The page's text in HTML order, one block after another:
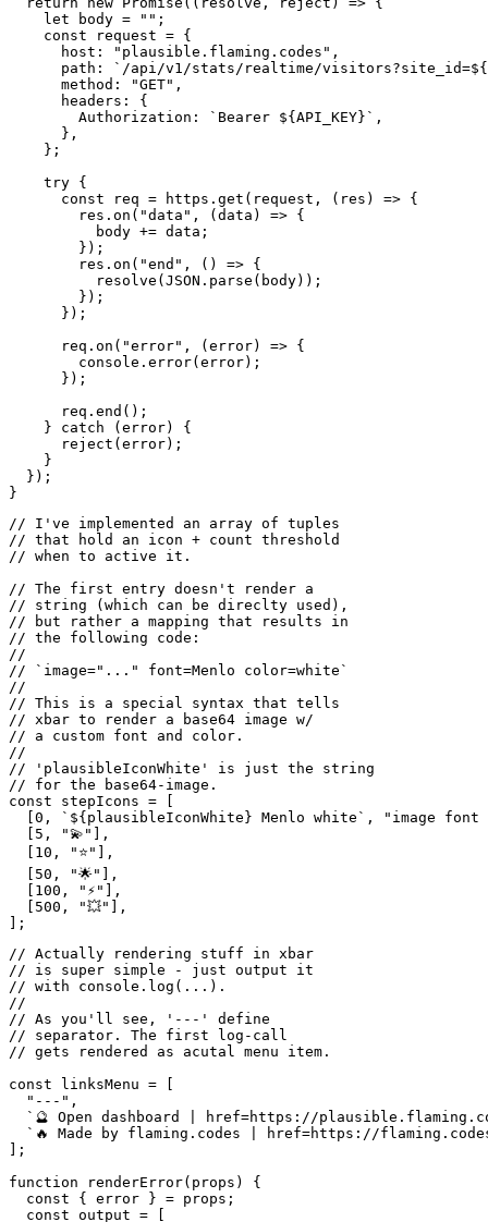
// ... other code ...
async function fetcher() {
  return new Promise((resolve, reject) => {
    let body = "";
    const request = {
      host: "plausible.flaming.codes",
path: `/api/v1/stats/realtime/
      headers: {
        Authorization: `Bearer ${API_KEY}`,
    try {
      const req = https.get(request, (res) => {
        res.on("data", (data) => {
          body += data;
        res.on("end", () => {
          resolve(JSON.parse(body));
        });
      req.on("error", (error) => {
        console.error(error);
      });
      req.end();
      reject(error);
    }
  });
// I've implemented an array of tuples
// that hold an icon + count threshold
// when to active it.
// The first entry doesn't render a
// string (which can be direclty used),
// but rather a mapping that results in
// the following code:
//
// `image="..." font=Menlo color=white`
//
// This is a special syntax that tells
// xbar to render a base64 image w/
// a custom font and color.
// 'plausibleIconWhite' is just the string
// for the base64-image.
const stepIcons = [
[0, `${plausibleIconWhite} Menlo white`, "image font
  [5, "💫"],
  [10, "⭐️"],
  [50, "🌟"],
  [100, "⚡️"],
  [500, "💥"],
// Actually rendering stuff in xbar
// is super simple - just output it
// with console.log(...).
//
// As you'll see, '---' define
// separator. The first log-call
// gets rendered as acutal menu item.
  "---",
`🔮 Open dashboard | href=https://
`🔥 Made by flaming.codes | href=https://